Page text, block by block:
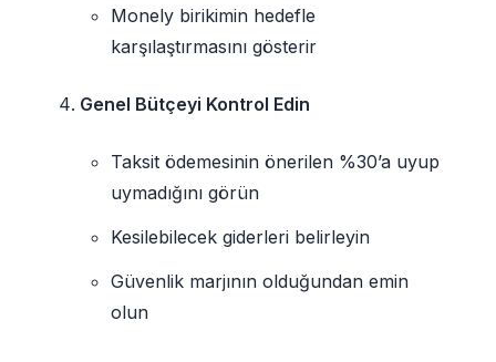
Monely birikimin hedefle
karşılaştırmasını gösterir
Genel Bütçeyi Kontrol Edin
Taksit ödemesinin önerilen %30’a uyup
uymadığını görün
Kesilebilecek giderleri belirleyin
Güvenlik marjının olduğundan emin
olun